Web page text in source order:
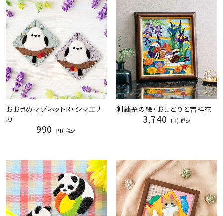
おおきめマグネットR・シマエナ
ガ
990 税込
刺繍糸の絵・おしどりと吉祥花
3,740 税込